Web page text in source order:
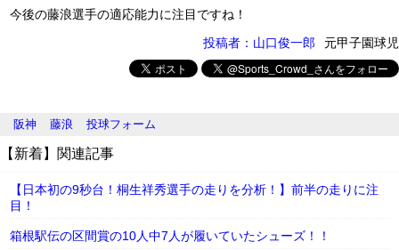
今後の藤浪選手の適応能力に注目ですね！
投稿者：山口俊一郎
元甲子園球児
阪神 藤浪 投球フォーム
【新着】関連記事
【日本初の9秒台！桐生祥秀選手の走りを分析！】前半の走りに注
目！
箱根駅伝の区間賞の10人中7人が履いていたシューズ！！